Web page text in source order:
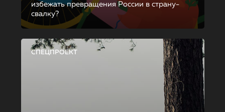
избежать превращения России в страну-
свалку?
СПЕЦПРОЕКТ